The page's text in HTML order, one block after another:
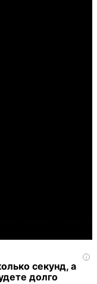
i
секунд, а
долго